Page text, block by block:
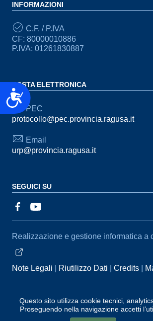
Accessibilità
Questo sito utilizza cookie tecnici,
Proseguendo nella navigazione accetti
INFORMAZIONI
C.F. / P.IVA
CF: 80000010886
P.IVA: 01261830887
POSTA ELETTRONICA
PEC
protocollo@pec.provincia.ragusa.it
Email
urp@provincia.ragusa.it
SEGUICI SU
Sezione Link Utili
Realizzazione e gestione informatica a
Note Legali Riutilizzo Dati Credits
Segnalazioni
Statistiche accessi
Accessibilità